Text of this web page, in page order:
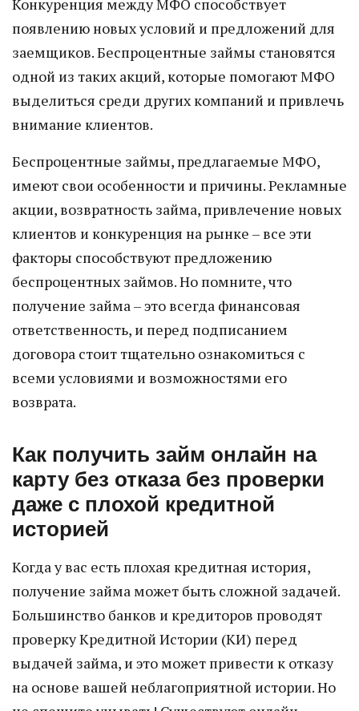
Конкуренция между МФО способствует
появлению новых условий и предложений для
заемщиков. Беспроцентные займы становятся
одной из таких акций, которые помогают МФО
выделиться среди других компаний и привлечь
внимание клиентов.
Беспроцентные займы, предлагаемые МФО,
имеют свои особенности и причины. Рекламные
акции, возвратность займа, привлечение новых
клиентов и конкуренция на рынке – все эти
факторы способствуют предложению
беспроцентных займов. Но помните, что
получение займа – это всегда финансовая
ответственность, и перед подписанием
договора стоит тщательно ознакомиться с
всеми условиями и возможностями его
возврата.
Как получить займ онлайн на
карту без отказа без проверки
даже с плохой кредитной
историей
Когда у вас есть плохая кредитная история,
получение займа может быть сложной задачей.
Большинство банков и кредиторов проводят
проверку Кредитной Истории (КИ) перед
выдачей займа, и это может привести к отказу
на основе вашей неблагоприятной истории. Но